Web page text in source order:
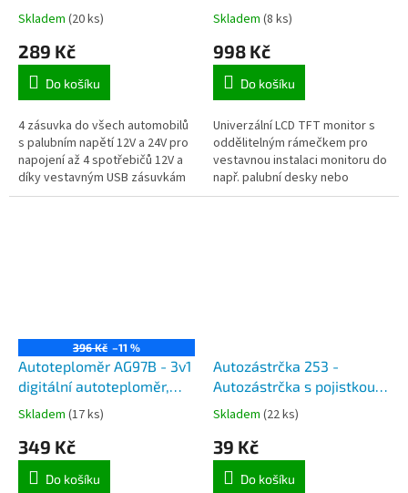
do auta, autoadaptér, 4
autozásuvky 12V a 2x USB
zásuvka 5V s kabelem
Skladem (20 ks)
289 Kč
Do košíku
4 zásuvka do všech automobilů
s palubním napětí 12V a 24V pro
napojení až 4 spotřebičů 12V a
díky vestavným USB zásuvkám
5V i dva spotřebiče pro napájení
auta LCD TFT s
úhlopříčkou 17,8 cm s
oddělitelným vestavným
rámeček
Skladem (8 ks)
998 Kč
Do košíku
Univerzální LCD TFT monitor s
oddělitelným rámečkem pro
vestavnou instalaci monitoru do
např. palubní desky nebo
možnost postavit na
396 Kč –11 %
Autoteploměr AG97B - 3v1
digitální autoteploměr,
hodiny, paluvní voltmetr
Skladem (17 ks)
349 Kč
Do košíku
Autozástrčka 253 -
Autozástrčka s pojistkou
do zapalovače automobilu
Skladem (22 ks)
39 Kč
Do košíku